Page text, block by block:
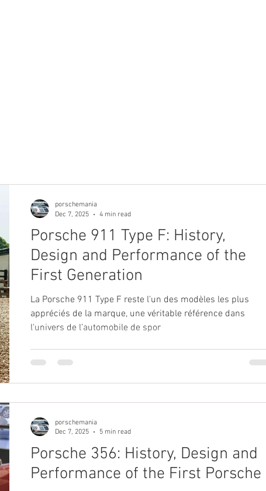
Porsche 911 Type F: History,
Design and Performance of the
First Generation
La Porsche 911 Type F reste l'un des modèles les plus
appréciés de la marque, une véritable référence dans
l'univers de l’automobile de spor
porschemania
Dec 7, 2025
4 min read
Porsche 356: History, Design and
Performance of the First Porsche
porschemania
Dec 7, 2025
5 min read